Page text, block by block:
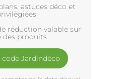
astuces déco et
réduction valable sur
des produits
Jardindéco